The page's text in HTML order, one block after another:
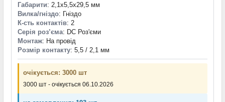
Габарити: 2,1x5,5x29,5 мм
Вилка/гніздо: Гніздо
К-сть контактів: 2
Серія роз’єма: DC Роз'єми
Монтаж: На провід
Розмір контакту: 5,5 / 2,1 мм
очікується: 3000 шт
3000 шт - очікується 06.10.2026